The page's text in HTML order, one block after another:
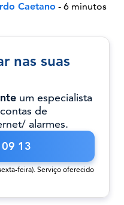
Caetano - 6 minutos
nas suas
um especialista
de
alarmes.
13
feira). Serviço oferecido